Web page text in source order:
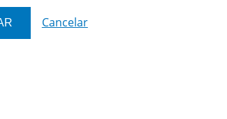
Cancelar